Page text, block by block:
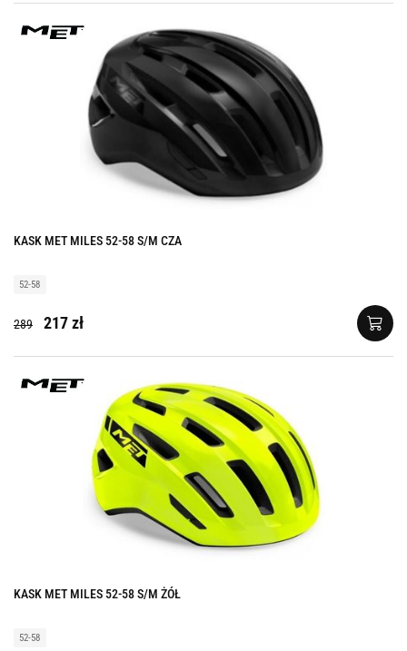
KASK MET MILES 52-58 S/M CZA
52-58
289 217 zł
KASK MET MILES 52-58 S/M ŻÓŁ
52-58